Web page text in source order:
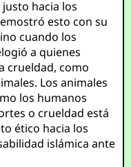
hacia los
esto con su
cuando los
a quienes
crueldad, como
Los animales
los humanos
o crueldad está
ético hacia los
islámica ante